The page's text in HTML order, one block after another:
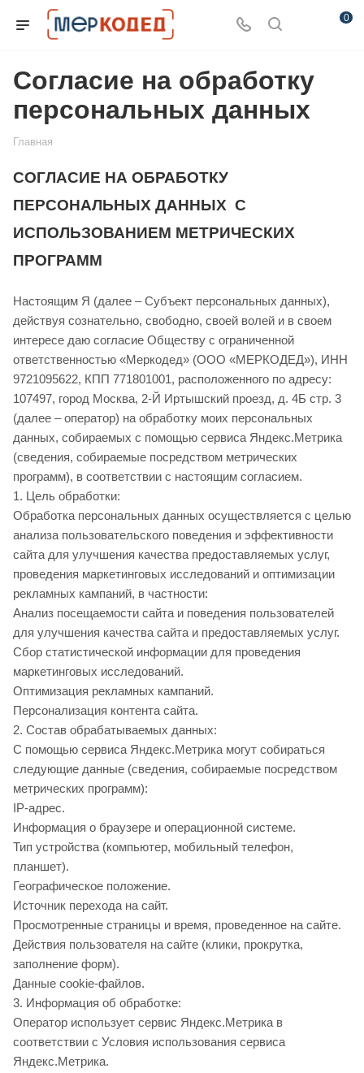
0
Согласие на обработку
персональных данных
Главная
СОГЛАСИЕ НА ОБРАБОТКУ
ПЕРСОНАЛЬНЫХ ДАННЫХ С
ИСПОЛЬЗОВАНИЕМ МЕТРИЧЕСКИХ
ПРОГРАММ
Настоящим Я (далее – Субъект персональных данных),
действуя сознательно, свободно, своей волей и в своем
интересе даю согласие Обществу с ограниченной
ответственностью «Меркодед» (ООО «МЕРКОДЕД»), ИНН
9721095622, КПП 771801001, расположенного по адресу:
107497, город Москва, 2-Й Иртышский проезд, д. 4Б стр. 3
(далее – оператор) на обработку моих персональных
данных, собираемых с помощью сервиса Яндекс.Метрика
(сведения, собираемые посредством метрических
программ), в соответствии с настоящим согласием.
1. Цель обработки:
Обработка персональных данных осуществляется с целью
анализа пользовательского поведения и эффективности
сайта для улучшения качества предоставляемых услуг,
проведения маркетинговых исследований и оптимизации
рекламных кампаний, в частности:
Анализ посещаемости сайта и поведения пользователей
для улучшения качества сайта и предоставляемых услуг.
Сбор статистической информации для проведения
маркетинговых исследований.
Оптимизация рекламных кампаний.
Персонализация контента сайта.
2. Состав обрабатываемых данных:
С помощью сервиса Яндекс.Метрика могут собираться
следующие данные (сведения, собираемые посредством
метрических программ):
IP-адрес.
Информация о браузере и операционной системе.
Тип устройства (компьютер, мобильный телефон,
планшет).
Географическое положение.
Источник перехода на сайт.
Просмотренные страницы и время, проведенное на сайте.
Действия пользователя на сайте (клики, прокрутка,
заполнение форм).
Данные cookie-файлов.
3. Информация об обработке:
Оператор использует сервис Яндекс.Метрика в
соответствии с Условия использования сервиса
Яндекс.Метрика.